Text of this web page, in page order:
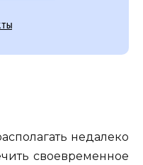
недалеко
своевременное